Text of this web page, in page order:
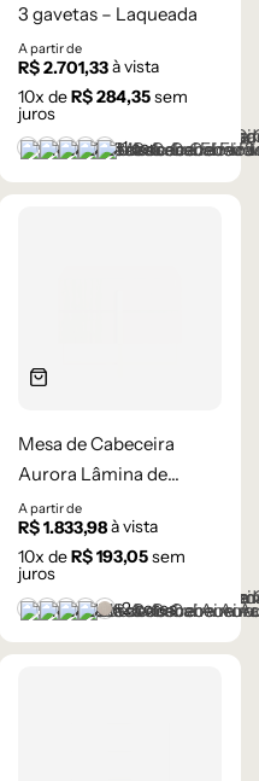
3 gavetas – Laqueada
A partir de
R$2.701,33à vista
10x deR$284,35sem
juros
Branco
Cinza Médio
Frapê
Mocha Mousse
Preto
+1 cor
Mesa de Cabeceira
Aurora Lâmina de
Madeira Carvalho
A partir de
R$1.833,98à vista
10x deR$193,05sem
juros
Castanho
Champanhe
Cinza Grafite
Ébano
Lâmina Frapê
+2 cores